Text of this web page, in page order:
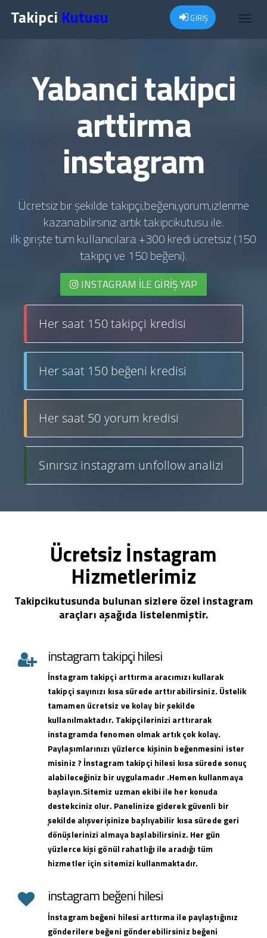
Takipci Kutusu GİRİŞ
Yabanci takipci
arttirma
instagram
Ücretsiz bir şekilde takipçi,beğeni,yorum,izlenme
kazanabilirsiniz artık takipcikutusu ile.
ilk girişte tüm kullanıcılara +300 kredi ücretsiz (150
takipçi ve 150 beğeni).
INSTAGRAM İLE GIRIŞ YAP
Her saat 150 takipçi kredisi
Her saat 150 beğeni kredisi
Her saat 50 yorum kredisi
Sınırsız instagram unfollow analizi
Ücretsiz İnstagram
Hizmetlerimiz
Takipcikutusunda bulunan sizlere özel instagram
araçları aşağıda listelenmiştir.
instagram takipçi hilesi
İnstagram takipçi arttırma aracımızı kullarak
takipçi sayınızı kısa sürede arttırabilirsiniz. Üstelik
tamamen ücretsiz ve kolay bir şekilde
kullanılmaktadır. Takipçilerinizi arttırarak
instagramda fenomen olmak artık çok kolay.
Paylaşımlarınızı yüzlerce kişinin beğenmesini ister
misiniz ? İnstagram takipçi hilesi kısa sürede sonuç
alabileceğiniz bir uygulamadır .Hemen kullanmaya
başlayın.Sitemiz uzman ekibi ile her konuda
destekciniz olur. Panelinize giderek güvenli bir
şekilde alışverişinize başlıyabilir kısa sürede geri
dönüşlerinizi almaya başlabilirsiniz. Her gün
yüzlerce kişi gönül rahatlığı ile aradığı tüm
hizmetler için sitemizi kullanmaktadır.
instagram beğeni hilesi
İnstagram beğeni hilesi arttırma ile paylaştığınız
gönderilere beğeni gönderebilirsiniz beğeni